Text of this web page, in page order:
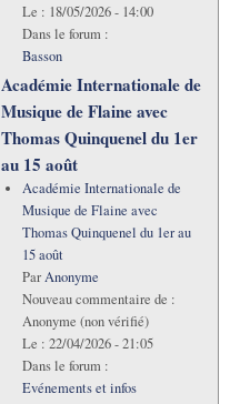
Le : 18/05/2026 - 14:00
Dans le forum :
Basson
Académie Internationale de
Musique de Flaine avec
Thomas Quinquenel du 1er
au 15 août
Académie Internationale de
Musique de Flaine avec
Thomas Quinquenel du 1er au
15 août
ParAnonyme
Nouveau commentaire de :
Anonyme (non vérifié)
Le : 22/04/2026 - 21:05
Dans le forum :
Evénements et infos